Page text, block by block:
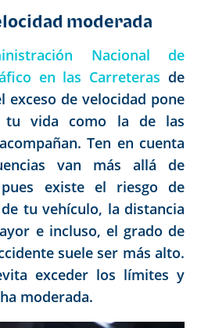
moderada
Nacional de
en las Carreteras de
exceso de velocidad pone
tu vida como la de las
Ten en cuenta
van más allá de
existe el riesgo de
tu vehículo, la distancia
e incluso, el grado de
suele ser más alto.
exceder los límites y
moderada.